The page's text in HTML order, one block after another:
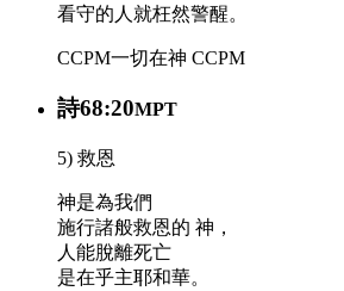
看守的人就枉然警醒。
CCPM一切在神 CCPM
詩68:20MPT
5) 救恩
神是為我們
施行諸般救恩的 神，
人能脫離死亡
是在乎主耶和華。